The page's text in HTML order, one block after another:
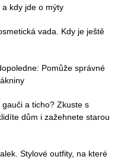
kdy jde o mýty
vada. Kdy je ještě
Pomůže správné
a ticho? Zkuste s
dům i zažehnete starou
Stylové outfity, na které